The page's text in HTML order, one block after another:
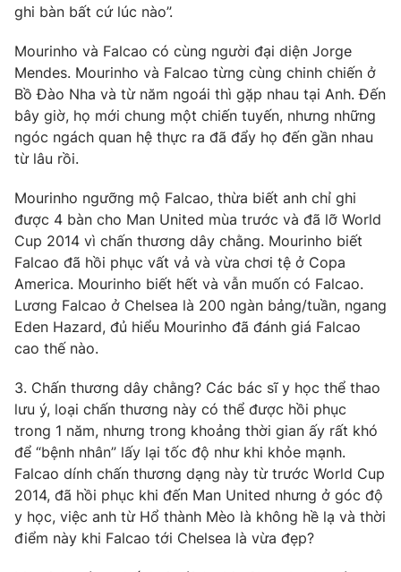
Emagazine
Photo Infographic
Video Shorts video
VTV Sức khoẻ Bất động sản
Thị trường 24h Tấm lòng Việt
VTV4 Vươn mình bằng AI
VTV9 VTV8
Liên hệ tòa soạn English
THỜI BÁO VTV
ghi bàn bất cứ lúc nào”.
Mourinho và Falcao có cùng người đại diện Jorge
Mendes. Mourinho và Falcao từng cùng chinh chiến ở
Bồ Đào Nha và từ năm ngoái thì gặp nhau tại Anh. Đến
bây giờ, họ mới chung một chiến tuyến, nhưng những
ngóc ngách quan hệ thực ra đã đẩy họ đến gần nhau
từ lâu rồi.
Mourinho ngưỡng mộ Falcao, thừa biết anh chỉ ghi
được 4 bàn cho Man United mùa trước và đã lỡ World
Cup 2014 vì chấn thương dây chằng. Mourinho biết
Falcao đã hồi phục vất vả và vừa chơi tệ ở Copa
America. Mourinho biết hết và vẫn muốn có Falcao.
Lương Falcao ở Chelsea là 200 ngàn bảng/tuần, ngang
Eden Hazard, đủ hiểu Mourinho đã đánh giá Falcao
cao thế nào.
3. Chấn thương dây chằng? Các bác sĩ y học thể thao
lưu ý, loại chấn thương này có thể được hồi phục
trong 1 năm, nhưng trong khoảng thời gian ấy rất khó
để “bệnh nhân” lấy lại tốc độ như khi khỏe mạnh.
Falcao dính chấn thương dạng này từ trước World Cup
2014, đã hồi phục khi đến Man United nhưng ở góc độ
y học, việc anh từ Hổ thành Mèo là không hề lạ và thời
điểm này khi Falcao tới Chelsea là vừa đẹp?